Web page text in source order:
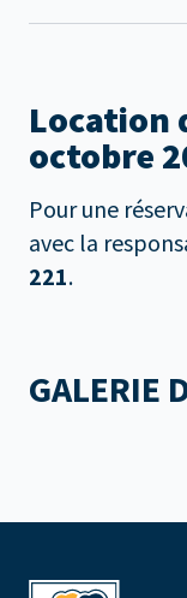
Location
octobre
Pour une
avec la
221.
GALERIE